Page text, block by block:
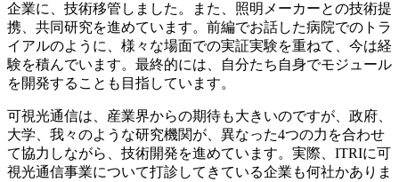
企業に、技術移管しました。また、照明メーカーとの技術提
携、共同研究を進めています。前編でお話した病院でのトラ
イアルのように、様々な場面での実証実験を重ねて、今は経
験を積んでいます。最終的には、自分たち自身でモジュール
を開発することも目指しています。
可視光通信は、産業界からの期待も大きいのですが、政府、
大学、我々のような研究機関が、異なった4つの力を合わせ
て協力しながら、技術開発を進めています。実際、ITRIに可
視光通信事業について打診してきている企業も何社かありま